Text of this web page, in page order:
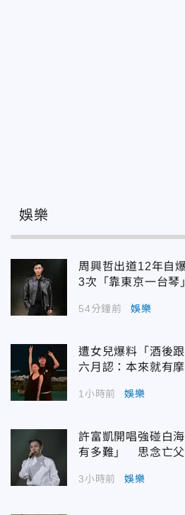
娛樂
周興哲出道12年自
3次「靠東京一台琴
54分鐘前 娛樂
遭女兒爆料「酒後
六月認：本來就有
1小時前 娛樂
許富凱開唱強碰白
有多難」 思念亡父
3小時前 娛樂